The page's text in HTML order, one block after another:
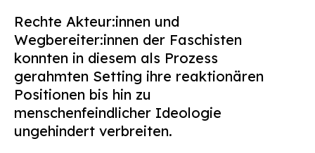
Rechte Akteur:innen und
Wegbereiter:innen der Faschisten
konnten in diesem als Prozess
gerahmten Setting ihre reaktionären
Positionen bis hin zu
menschenfeindlicher Ideologie
ungehindert verbreiten.